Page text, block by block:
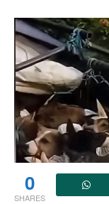
0
SHARES